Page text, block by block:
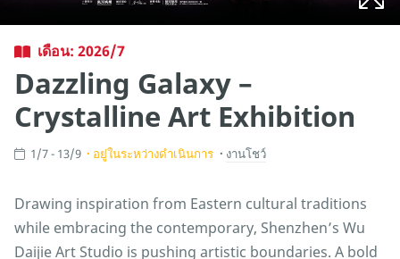
เดือน: 2026/7
Dazzling Galaxy –
Crystalline Art Exhibition
1/7 - 13/9 อยู่ในระหว่างดำเนินการ งานโชว์
Drawing inspiration from Eastern cultural traditions
while embracing the contemporary, Shenzhen’s Wu
Daijie Art Studio is pushing artistic boundaries. A bold